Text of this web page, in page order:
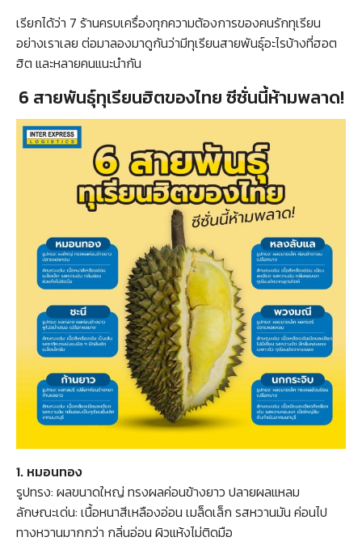
เรียกได้ว่า 7 ร้านครบเครื่องทุกความต้องการของคนรักทุเรียน
อย่างเราเลย ต่อมาลองมาดูกันว่ามีทุเรียนสายพันธุ์อะไรบ้างที่ฮอต
ฮิต และหลายคนแนะนำกัน
6 สายพันธุ์ทุเรียนฮิตของไทย ซีซั่นนี้ห้ามพลาด!
1. หมอนทอง
รูปทรง: ผลขนาดใหญ่ ทรงผลค่อนข้างยาว ปลายผลแหลม
ลักษณะเด่น: เนื้อหนาสีเหลืองอ่อน เมล็ดเล็ก รสหวานมัน ค่อนไป
ทางหวานมากกว่า กลิ่นอ่อน ผิวแห้งไม่ติดมือ